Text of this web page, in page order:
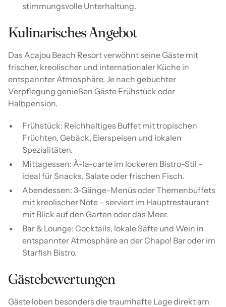
stimmungsvolle Unterhaltung.
Kulinarisches Angebot
Das Acajou Beach Resort verwöhnt seine Gäste mit
frischer, kreolischer und internationaler Küche in
entspannter Atmosphäre. Je nach gebuchter
Verpflegung genießen Gäste Frühstück oder
Halbpension.
Frühstück: Reichhaltiges Buffet mit tropischen
Früchten, Gebäck, Eierspeisen und lokalen
Spezialitäten.
Mittagessen: À-la-carte im lockeren Bistro-Stil –
ideal für Snacks, Salate oder frischen Fisch.
Abendessen: 3-Gänge-Menüs oder Themenbuffets
mit kreolischer Note – serviert im Hauptrestaurant
mit Blick auf den Garten oder das Meer.
Bar & Lounge: Cocktails, lokale Säfte und Wein in
entspannter Atmosphäre an der Chapo! Bar oder im
Starfish Bistro.
Gästebewertungen
Gäste loben besonders die traumhafte Lage direkt am